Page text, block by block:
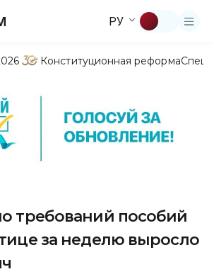
РУ
Конституционная реформа
требований пособий
за неделю выросло